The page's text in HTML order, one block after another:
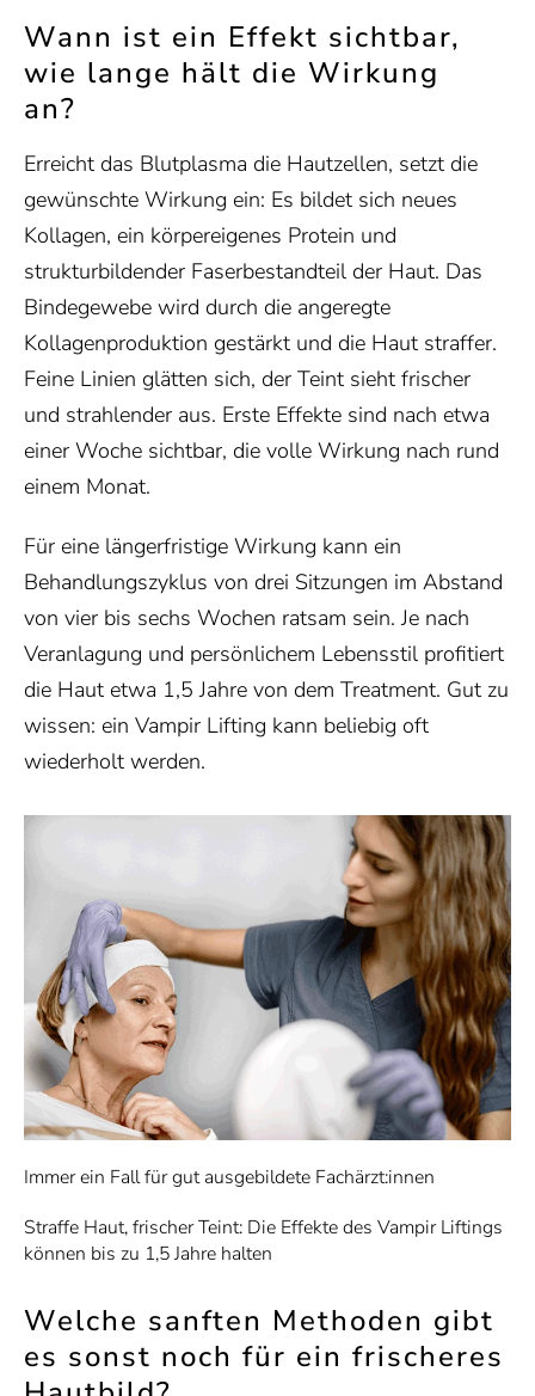
Wann ist ein Effekt sichtbar,
wie lange hält die Wirkung
an?
Erreicht das Blutplasma die Hautzellen, setzt die
gewünschte Wirkung ein: Es bildet sich neues
Kollagen, ein körpereigenes Protein und
strukturbildender Faserbestandteil der Haut. Das
Bindegewebe wird durch die angeregte
Kollagenproduktion gestärkt und die Haut straffer.
Feine Linien glätten sich, der Teint sieht frischer
und strahlender aus. Erste Effekte sind nach etwa
einer Woche sichtbar, die volle Wirkung nach rund
einem Monat.
Für eine längerfristige Wirkung kann ein
Behandlungszyklus von drei Sitzungen im Abstand
von vier bis sechs Wochen ratsam sein. Je nach
Veranlagung und persönlichem Lebensstil profitiert
die Haut etwa 1,5 Jahre von dem Treatment. Gut zu
wissen: ein Vampir Lifting kann beliebig oft
wiederholt werden.
Immer ein Fall für gut ausgebildete Fachärzt:innen
Straffe Haut, frischer Teint: Die Effekte des Vampir Liftings
können bis zu 1,5 Jahre halten
Welche sanften Methoden gibt
es sonst noch für ein frischeres